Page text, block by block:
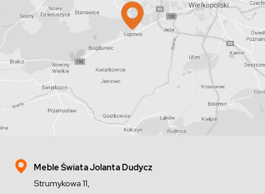
Meble Świata Jolanta Dudycz
Strumykowa 11,